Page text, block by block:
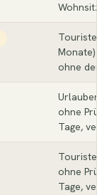
ohne
ohne
Tage,
ohne
Tage,